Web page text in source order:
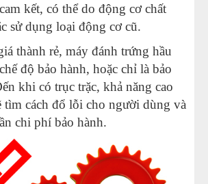
kết, có thể do động cơ chất
sử dụng loại động cơ cũ.
thành rẻ, máy đánh trứng hầu
độ bảo hành, hoặc chỉ là bảo
khi có trục trặc, khả năng cao
tìm cách đổ lỗi cho người dùng và
chi phí bảo hành.